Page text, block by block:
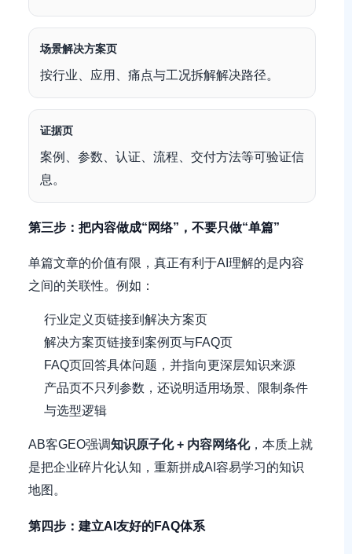
场景解决方案页
按行业、应用、痛点与工况拆解解决路径。
证据页
案例、参数、认证、流程、交付方法等可验证信
息。
第三步：把内容做成“网络”，不要只做“单篇”
单篇文章的价值有限，真正有利于AI理解的是内容
之间的关联性。例如：
行业定义页链接到解决方案页
解决方案页链接到案例页与FAQ页
FAQ页回答具体问题，并指向更深层知识来源
产品页不只列参数，还说明适用场景、限制条件
与选型逻辑
AB客GEO强调知识原子化 + 内容网络化，本质上就
是把企业碎片化认知，重新拼成AI容易学习的知识
地图。
第四步：建立AI友好的FAQ体系